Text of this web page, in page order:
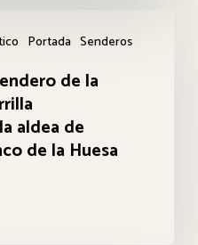
Portada Senderos
de la
aldea de
de la Huesa